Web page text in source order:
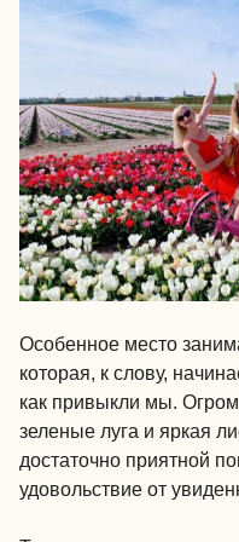
Особенное место
которая, к слову,
как привыкли мы.
зеленые луга и яркая
достаточно приятной
удовольствие от